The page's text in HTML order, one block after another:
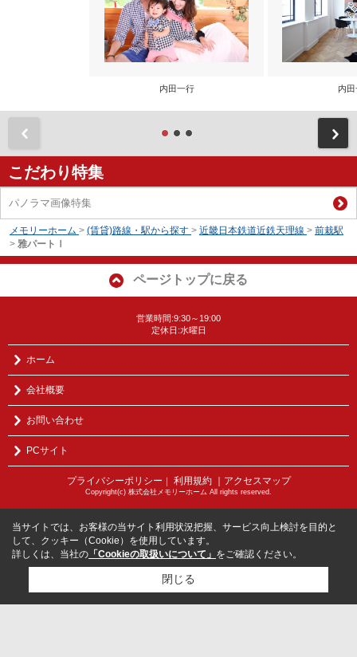
内田一行 内
こだわり特集
パノラマ画像特集
メモリーホーム > (賃貸)路線・駅から探す > 近畿日本鉄道近鉄天理線 > 前栽駅
> 雅パートⅠ
ページトップに戻る
営業時間:9:30～19:00
定休日:水曜日
ホーム
会社概要
お問い合わせ
PCサイト
プライバシーポリシー 利用規約 ｜アクセスマップ
Copyright(c) 株式会社メモリーホーム All rights reserved.
当サイトでは、お客様の当サイト利用状況把握、サービス向上検討を目的と
して、クッキー（Cookie）を使用しています。
詳しくは、当社の 「Cookieの取扱いについて」 をご確認ください。
閉じる